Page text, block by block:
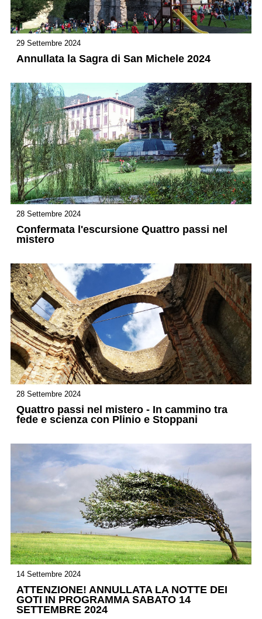
29 Settembre 2024
Annullata la Sagra di San Michele 2024
28 Settembre 2024
Confermata l'escursione Quattro passi nel
mistero
28 Settembre 2024
Quattro passi nel mistero - In cammino tra
fede e scienza con Plinio e Stoppani
14 Settembre 2024
ATTENZIONE! ANNULLATA LA NOTTE DEI
GOTI IN PROGRAMMA SABATO 14
SETTEMBRE 2024